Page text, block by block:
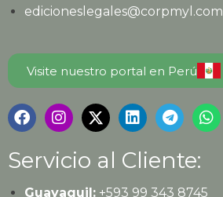
edicioneslegales@corpmyl.com
Visite nuestro portal en Perú
Servicio al Cliente:
Guayaquil:+593 99 343 8745